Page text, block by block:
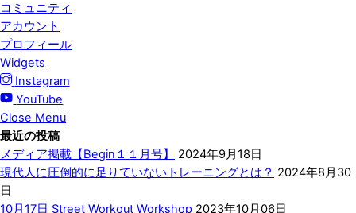
コミュニティ
アカウント
プロフィール
Widgets
Instagram
YouTube
Close Menu
最近の投稿
メディア掲載【Begin１１月号】
2024年9月18日
現代人に圧倒的に足りていないトレーニングとは？ 2024年8月30
日
10月17日 Street Workout Workshop 2023年10月06日